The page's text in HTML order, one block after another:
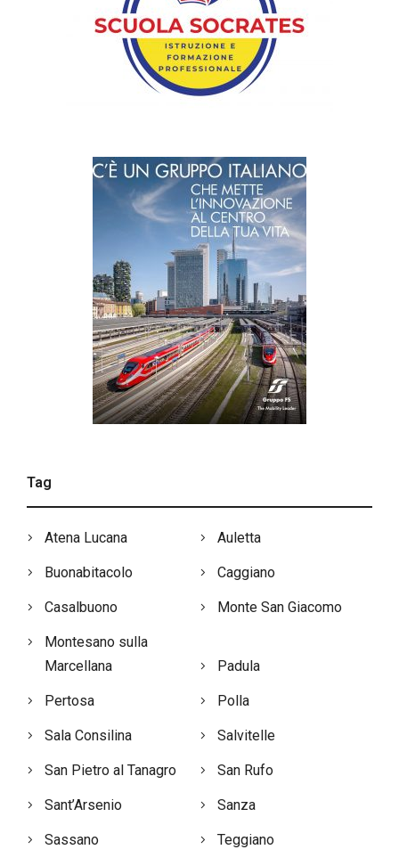
Tag
Atena Lucana Auletta
Buonabitacolo Caggiano
Casalbuono Monte San Giacomo
Montesano sulla
Marcellana
Padula
Pertosa Polla
Sala Consilina Salvitelle
San Pietro al Tanagro San Rufo
Sant’Arsenio Sanza
Sassano Teggiano